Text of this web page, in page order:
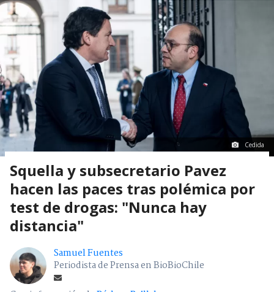
Cedida
Squella y subsecretario Pavez
hacen las paces tras polémica por
test de drogas: "Nunca hay
distancia"
Samuel Fuentes
Periodista de Prensa en BioBioChile